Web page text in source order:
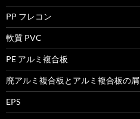
PP フレコン
軟質 PVC
PE アルミ複合板
廃アルミ複合板とアルミ複合板の屑
EPS